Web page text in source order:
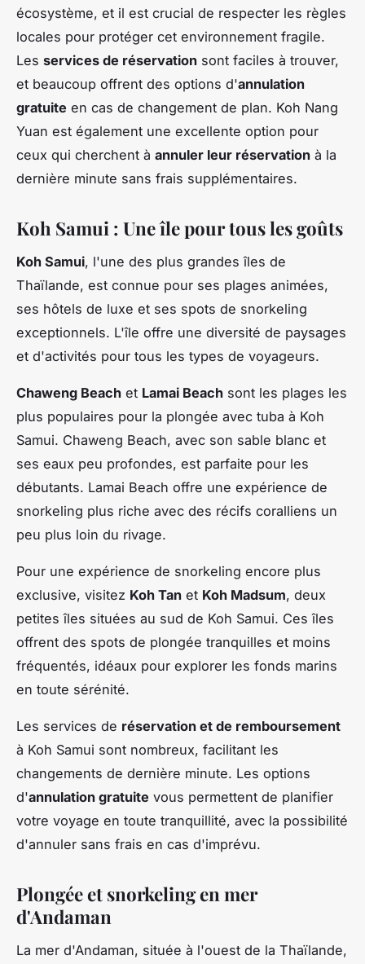
écosystème, et il est crucial de respecter les règles
locales pour protéger cet environnement fragile.
Les services de réservation sont faciles à trouver,
et beaucoup offrent des options d'annulation
gratuite en cas de changement de plan. Koh Nang
Yuan est également une excellente option pour
ceux qui cherchent à annuler leur réservation à la
dernière minute sans frais supplémentaires.
Koh Samui : Une île pour tous les goûts
Koh Samui, l'une des plus grandes îles de
Thaïlande, est connue pour ses plages animées,
ses hôtels de luxe et ses spots de snorkeling
exceptionnels. L'île offre une diversité de paysages
et d'activités pour tous les types de voyageurs.
Chaweng Beach et Lamai Beach sont les plages les
plus populaires pour la plongée avec tuba à Koh
Samui. Chaweng Beach, avec son sable blanc et
ses eaux peu profondes, est parfaite pour les
débutants. Lamai Beach offre une expérience de
snorkeling plus riche avec des récifs coralliens un
peu plus loin du rivage.
Pour une expérience de snorkeling encore plus
exclusive, visitez Koh Tan et Koh Madsum, deux
petites îles situées au sud de Koh Samui. Ces îles
offrent des spots de plongée tranquilles et moins
fréquentés, idéaux pour explorer les fonds marins
en toute sérénité.
Les services de réservation et de remboursement
à Koh Samui sont nombreux, facilitant les
changements de dernière minute. Les options
d'annulation gratuite vous permettent de planifier
votre voyage en toute tranquillité, avec la possibilité
d'annuler sans frais en cas d'imprévu.
Plongée et snorkeling en mer
d'Andaman
La mer d'Andaman, située à l'ouest de la Thaïlande,